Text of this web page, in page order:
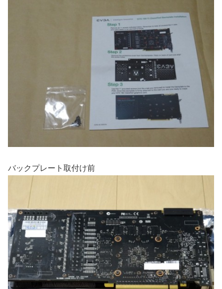
バックプレート取付け前